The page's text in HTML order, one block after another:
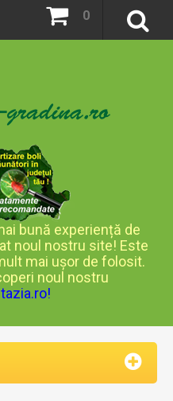
0
bună experiență de
noul nostru site! Este
mai ușor de folosit.
noul nostru
!